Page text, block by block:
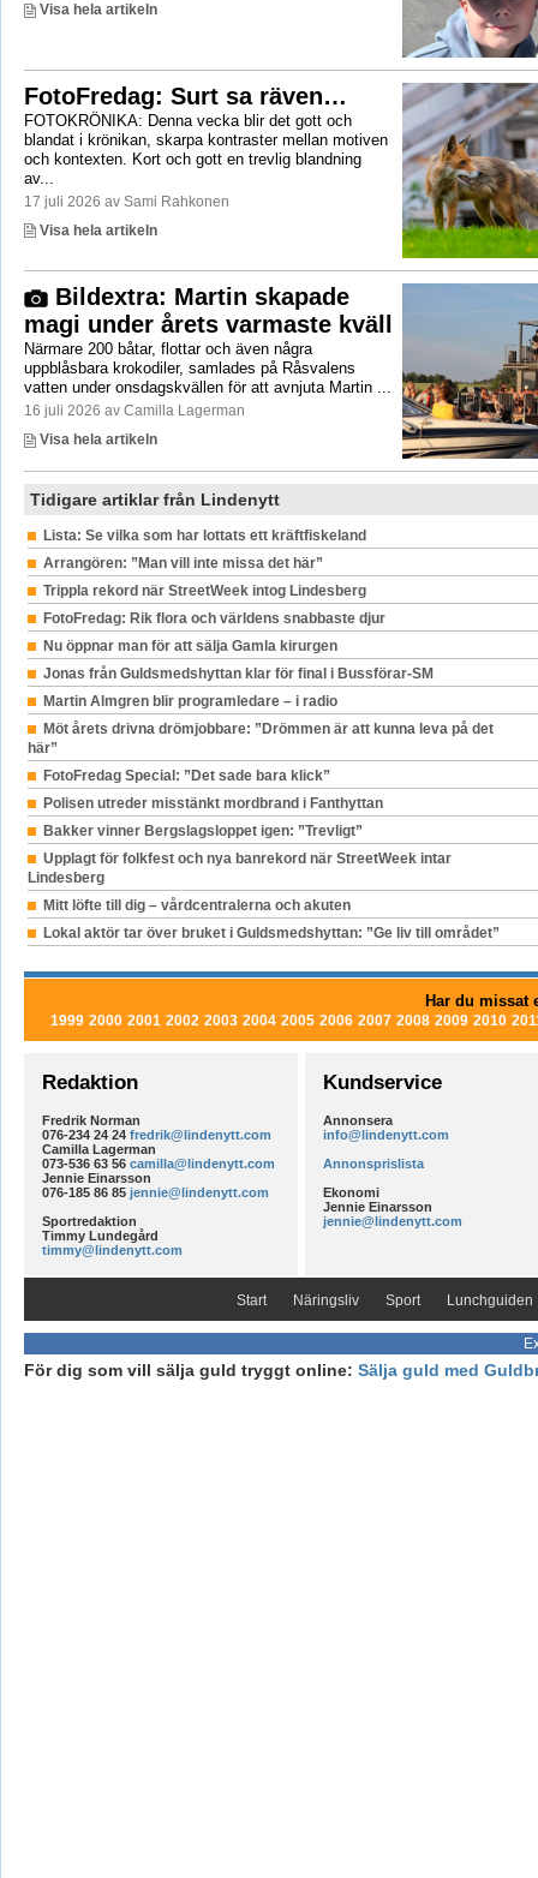
Visa hela artikeln
FotoFredag: Surt sa räven…
FOTOKRÖNIKA: Denna vecka blir det gott och
blandat i krönikan, skarpa kontraster mellan motiven
och kontexten. Kort och gott en trevlig blandning
av...
17 juli 2026 av Sami Rahkonen
Visa hela artikeln
Bildextra: Martin skapade
magi under årets varmaste kväll
Närmare 200 båtar, flottar och även några
uppblåsbara krokodiler, samlades på Råsvalens
vatten under onsdagskvällen för att avnjuta Martin ...
16 juli 2026 av Camilla Lagerman
Visa hela artikeln
Tidigare artiklar från Lindenytt
Lista: Se vilka som har lottats ett kräftfiskeland
Arrangören: ”Man vill inte missa det här”
Trippla rekord när StreetWeek intog Lindesberg
FotoFredag: Rik flora och världens snabbaste djur
Nu öppnar man för att sälja Gamla kirurgen
Jonas från Guldsmedshyttan klar för final i Bussförar-SM
Martin Almgren blir programledare – i radio
Möt årets drivna drömjobbare: ”Drömmen är att kunna leva på det
här”
FotoFredag Special: ”Det sade bara klick”
Polisen utreder misstänkt mordbrand i Fanthyttan
Bakker vinner Bergslagsloppet igen: ”Trevligt”
Upplagt för folkfest och nya banrekord när StreetWeek intar
Lindesberg
Mitt löfte till dig – vårdcentralerna och akuten
Lokal aktör tar över bruket i Guldsmedshyttan: ”Ge liv till området”
Har du missat
1999 2000 2001 2002 2003 2004 2005 2006 2007 2008 2009 2010
Redaktion
Fredrik Norman
076-234 24 24 fredrik@lindenytt.com
Camilla Lagerman
073-536 63 56 camilla@lindenytt.com
Jennie Einarsson
076-185 86 85 jennie@lindenytt.com
Sportredaktion
Timmy Lundegård
timmy@lindenytt.com
Kundservice
Annonsera
info@lindenytt.com
Annonsprislista
Ekonomi
Jennie Einarsson
jennie@lindenytt.com
Start Näringsliv Sport Lunchguiden
För dig som vill sälja guld tryggt online: Sälja guld med